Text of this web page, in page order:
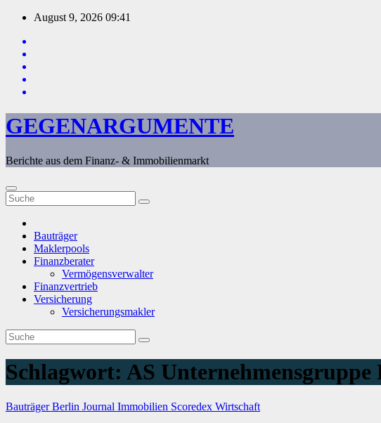
Zum
springen
August 9, 2026 09:41
GEGENARGUMENTE
Berichte aus dem Finanz- & Immobilienmarkt
Bauträger
Maklerpools
Finanzberater
Vermögensverwalter
Finanzvertrieb
Versicherung
Versicherungsmakler
Schlagwort: AS Unternehmensgruppe
BauträgerBerlin Journal Immobilien Scoredex Wirtschaft